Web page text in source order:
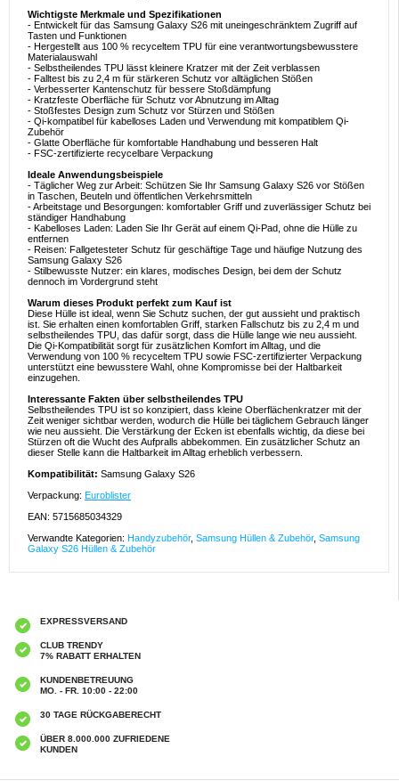
Wichtigste Merkmale und Spezifikationen
- Entwickelt für das Samsung Galaxy S26 mit uneingeschränktem Zugriff auf
Tasten und Funktionen
- Hergestellt aus 100 % recyceltem TPU für eine verantwortungsbewusstere
Materialauswahl
- Selbstheilendes TPU lässt kleinere Kratzer mit der Zeit verblassen
- Falltest bis zu 2,4 m für stärkeren Schutz vor alltäglichen Stößen
- Verbesserter Kantenschutz für bessere Stoßdämpfung
- Kratzfeste Oberfläche für Schutz vor Abnutzung im Alltag
- Stoßfestes Design zum Schutz vor Stürzen und Stößen
- Qi-kompatibel für kabelloses Laden und Verwendung mit kompatiblem Qi-
Zubehör
- Glatte Oberfläche für komfortable Handhabung und besseren Halt
- FSC-zertifizierte recycelbare Verpackung
Ideale Anwendungsbeispiele
- Täglicher Weg zur Arbeit: Schützen Sie Ihr Samsung Galaxy S26 vor Stößen
in Taschen, Beuteln und öffentlichen Verkehrsmitteln
- Arbeitstage und Besorgungen: komfortabler Griff und zuverlässiger Schutz bei
ständiger Handhabung
- Kabelloses Laden: Laden Sie Ihr Gerät auf einem Qi-Pad, ohne die Hülle zu
entfernen
- Reisen: Fallgetesteter Schutz für geschäftige Tage und häufige Nutzung des
Samsung Galaxy S26
- Stilbewusste Nutzer: ein klares, modisches Design, bei dem der Schutz
dennoch im Vordergrund steht
Warum dieses Produkt perfekt zum Kauf ist
Diese Hülle ist ideal, wenn Sie Schutz suchen, der gut aussieht und praktisch
ist. Sie erhalten einen komfortablen Griff, starken Fallschutz bis zu 2,4 m und
selbstheilendes TPU, das dafür sorgt, dass die Hülle lange wie neu aussieht.
Die Qi-Kompatibilität sorgt für zusätzlichen Komfort im Alltag, und die
Verwendung von 100 % recyceltem TPU sowie FSC-zertifizierter Verpackung
unterstützt eine bewusstere Wahl, ohne Kompromisse bei der Haltbarkeit
einzugehen.
Interessante Fakten über selbstheilendes TPU
Selbstheilendes TPU ist so konzipiert, dass kleine Oberflächenkratzer mit der
Zeit weniger sichtbar werden, wodurch die Hülle bei täglichem Gebrauch länger
wie neu aussieht. Die Verstärkung der Ecken ist ebenfalls wichtig, da diese bei
Stürzen oft die Wucht des Aufpralls abbekommen. Ein zusätzlicher Schutz an
dieser Stelle kann die Haltbarkeit im Alltag erheblich verbessern.
Kompatibilität: Samsung Galaxy S26
Verpackung: Euroblister
EAN: 5715685034329
Verwandte Kategorien: Handyzubehör, Samsung Hüllen & Zubehör, Samsung
Galaxy S26 Hüllen & Zubehör
EXPRESSVERSAND
CLUB TRENDY
7% RABATT ERHALTEN
KUNDENBETREUUNG
MO. - FR. 10:00 - 22:00
30 TAGE RÜCKGABERECHT
ÜBER 8.000.000 ZUFRIEDENE
KUNDEN